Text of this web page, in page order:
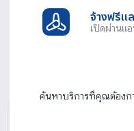
จ้างฟรี
เปิดผ่านแ
ร้านทำสีผม บริการ
ช่างมืออาชีพ